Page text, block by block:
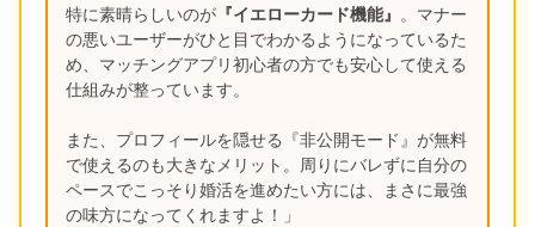
特に素晴らしいのが 『イエローカード機能』 。マナー
の悪いユーザーがひと目でわかるようになっているた
め、マッチングアプリ初心者の方でも安心して使える
仕組みが整っています。
また、プロフィールを隠せる『非公開モード』が無料
で使えるのも大きなメリット。周りにバレずに自分の
ペースでこっそり婚活を進めたい方には、まさに最強
の味方になってくれますよ！」